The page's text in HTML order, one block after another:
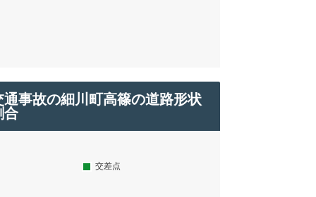
通事故の細川町高篠の道路形状
合